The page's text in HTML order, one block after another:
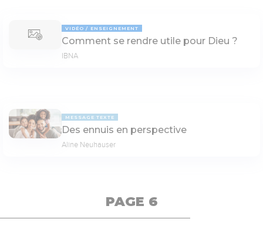
VIDÉO ENSEIGNEMENT
Comment se rendre utile pour Dieu ?
IBNA
MESSAGE TEXTE
Des ennuis en perspective
Aline Neuhauser
PAGE 6